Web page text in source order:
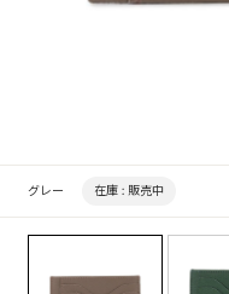
グレー 在庫 : 販売中